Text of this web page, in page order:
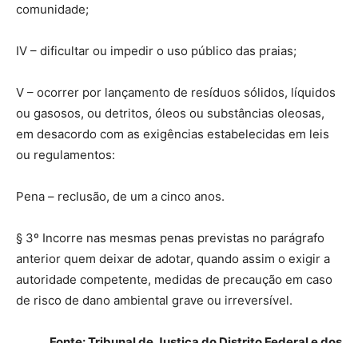
comunidade;
IV – dificultar ou impedir o uso público das praias;
V – ocorrer por lançamento de resíduos sólidos, líquidos
ou gasosos, ou detritos, óleos ou substâncias oleosas,
em desacordo com as exigências estabelecidas em leis
ou regulamentos:
Pena – reclusão, de um a cinco anos.
§ 3º Incorre nas mesmas penas previstas no parágrafo
anterior quem deixar de adotar, quando assim o exigir a
autoridade competente, medidas de precaução em caso
de risco de dano ambiental grave ou irreversível.